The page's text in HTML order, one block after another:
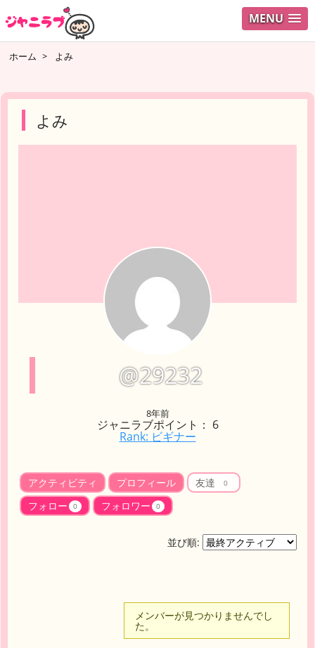
MENU ログイ
ホーム > よみ
よみ
@29232
8年前
ジャニラブポイント： 6
Rank: ビギナー
アクティビティ プロフィール 友達 0
フォロー 0 フォロワー 0
並び順:
メンバーが見つかりませんでし
た。